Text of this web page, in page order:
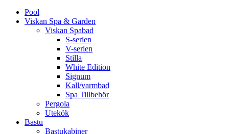
Pool
Viskan Spa & Garden
Viskan Spabad
S-serien
V-serien
Stilla
White Edition
Signum
Kall/varmbad
Spa Tillbehör
Pergola
Utekök
Bastu
Bastukabiner